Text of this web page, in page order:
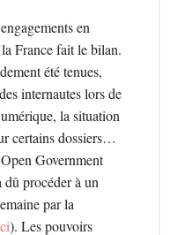
en
France fait le bilan.
été tenues,
internautes lors de
la situation
certains dossiers…
Government
procéder à un
par la
). Les pouvoirs